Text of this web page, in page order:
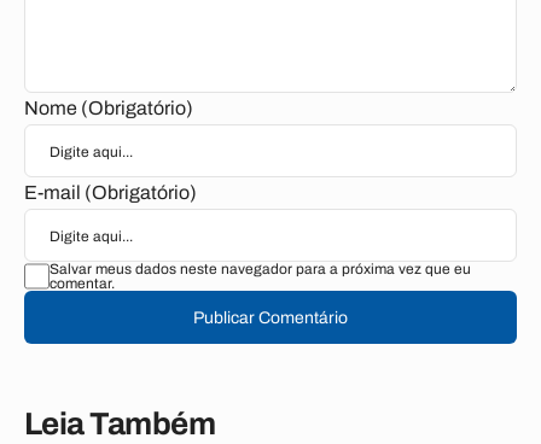
Nome (Obrigatório)
E-mail (Obrigatório)
Salvar meus dados neste navegador para a próxima vez que eu
comentar.
Publicar Comentário
Leia Também